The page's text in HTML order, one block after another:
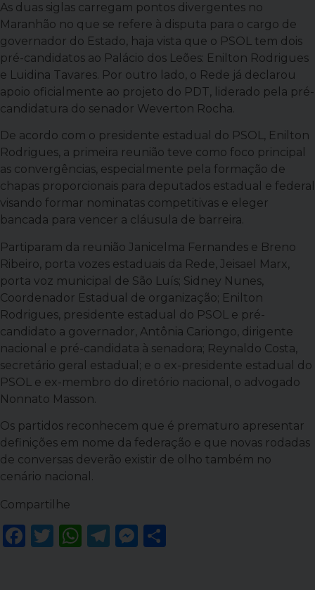
As duas siglas carregam pontos divergentes no
Maranhão no que se refere à disputa para o cargo de
governador do Estado, haja vista que o PSOL tem dois
pré-candidatos ao Palácio dos Leões: Enilton Rodrigues
e Luidina Tavares. Por outro lado, o Rede já declarou
apoio oficialmente ao projeto do PDT, liderado pela pré-
candidatura do senador Weverton Rocha.
De acordo com o presidente estadual do PSOL, Enilton
Rodrigues, a primeira reunião teve como foco principal
as convergências, especialmente pela formação de
chapas proporcionais para deputados estadual e federal
visando formar nominatas competitivas e eleger
bancada para vencer a cláusula de barreira.
Partiparam da reunião Janicelma Fernandes e Breno
Ribeiro, porta vozes estaduais da Rede, Jeisael Marx,
porta voz municipal de São Luís; Sidney Nunes,
Coordenador Estadual de organização; Enilton
Rodrigues, presidente estadual do PSOL e pré-
candidato a governador, Antônia Cariongo, dirigente
nacional e pré-candidata à senadora; Reynaldo Costa,
secretário geral estadual; e o ex-presidente estadual do
PSOL e ex-membro do diretório nacional, o advogado
Nonnato Masson.
Os partidos reconhecem que é prematuro apresentar
definições em nome da federação e que novas rodadas
de conversas deverão existir de olho também no
cenário nacional.
Compartilhe
Facebook
Twitter
WhatsApp
Telegram
Messenger